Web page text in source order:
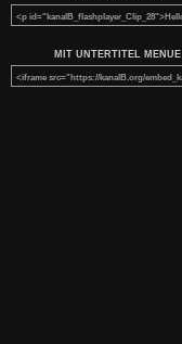
MIT UNTERTITEL MENUE